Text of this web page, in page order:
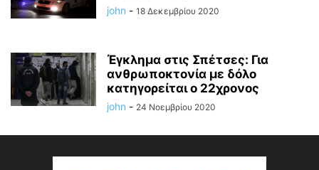
john - 18 Δεκεμβρίου 2020
Έγκλημα στις Σπέτσες: Για
ανθρωποκτονία με δόλο
κατηγορείται ο 22χρονος
john - 24 Νοεμβρίου 2020